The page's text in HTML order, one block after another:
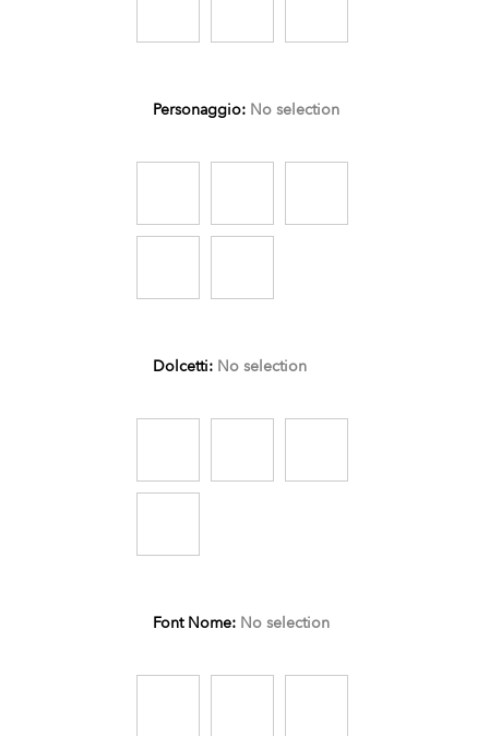
Personaggio: No selection
Dolcetti: No selection
Font Nome: No selection